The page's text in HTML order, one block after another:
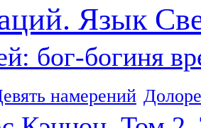
Язык
бог-богиня
намерений